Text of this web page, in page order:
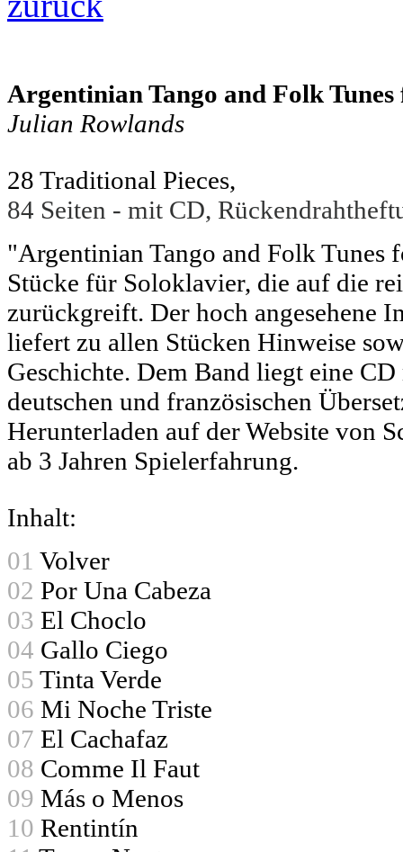
Argentinian Tango and Folk
Julian Rowlands
28 Traditional Pieces,
84 Seiten - mit CD,
"Argentinian Tango and Folk Tunes
Stücke für Soloklavier, die auf die
zurückgreift. Der hoch angesehene
liefert zu allen Stücken Hinweise
Geschichte. Dem Band liegt eine
deutschen und französischen
Herunterladen auf der Website von
ab 3 Jahren Spielerfahrung.
Inhalt:
01 Volver
02 Por Una Cabeza
03 El Choclo
04 Gallo Ciego
05 Tinta Verde
06 Mi Noche Triste
07 El Cachafaz
08 Comme Il Faut
09 Más o Menos
10 Rentintín